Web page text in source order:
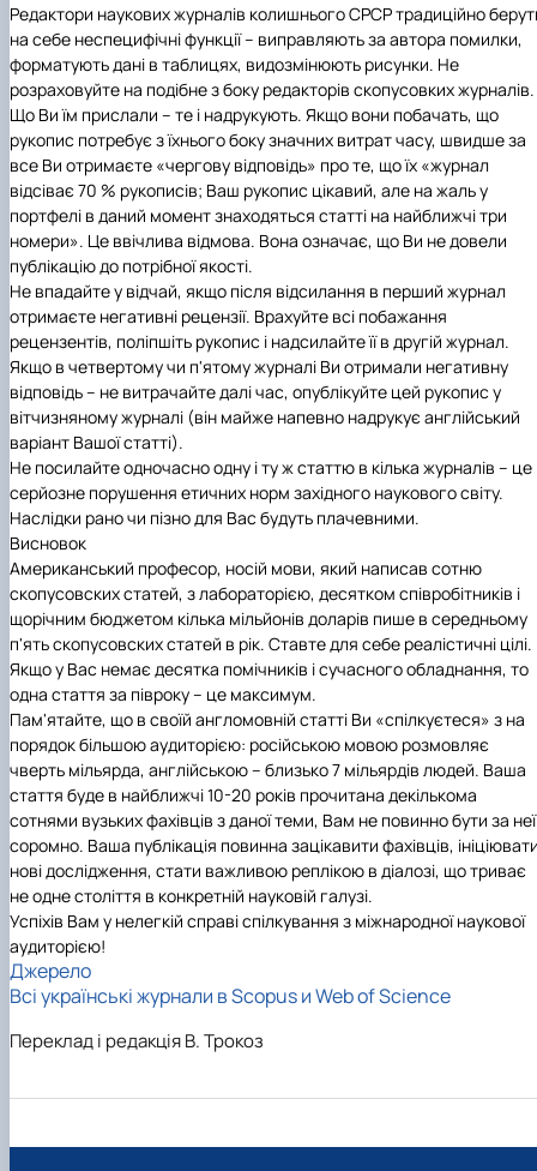
Редактори наукових журналів колишнього СРСР традиційно
на себе неспецифічні функції – виправляють за автора помилки,
форматують дані в таблицях, видозмінюють рисунки. Не
розраховуйте на подібне з боку редакторів скопусовких журналів.
Що Ви їм прислали – те і надрукують. Якщо вони побачать, що
рукопис потребує з їхнього боку значних витрат часу, швидше за
все Ви отримаєте «чергову відповідь» про те, що їх «журнал
відсіває 70 % рукописів; Ваш рукопис цікавий, але на жаль у
портфелі в даний момент знаходяться статті на найближчі три
номери». Це ввічлива відмова. Вона означає, що Ви не довели
публікацію до потрібної якості.
Не впадайте у відчай, якщо після відсилання в перший журнал
отримаєте негативні рецензії. Врахуйте всі побажання
рецензентів, поліпшіть рукопис і надсилайте її в другій журнал.
Якщо в четвертому чи п'ятому журналі Ви отримали негативну
відповідь – не витрачайте далі час, опублікуйте цей рукопис у
вітчизняному журналі (він майже напевно надрукує англійський
варіант Вашої статті).
Не посилайте одночасно одну і ту ж статтю в кілька журналів – це
серйозне порушення етичних норм західного наукового світу.
Наслідки рано чи пізно для Вас будуть плачевними.
Висновок
Американський професор, носій мови, який написав сотню
скопусовских статей, з лабораторією, десятком співробітників і
щорічним бюджетом кілька мільйонів доларів пише в середньому
п'ять скопусовских статей в рік. Ставте для себе реалістичні цілі.
Якщо у Вас немає десятка помічників і сучасного обладнання, то
одна стаття за півроку – це максимум.
Пам'ятайте, що в своїй англомовній статті Ви «спілкуєтеся» з на
порядок більшою аудиторією: російською мовою розмовляє
чверть мільярда, англійською – близько 7 мільярдів людей. Ваша
стаття буде в найближчі 10-20 років прочитана декількома
сотнями вузьких фахівців з даної теми, Вам не повинно бути за неї
соромно. Ваша публікація повинна зацікавити фахівців,
нові дослідження, стати важливою реплікою в діалозі, що триває
не одне століття в конкретній науковій галузі.
Успіхів Вам у нелегкій справі спілкування з міжнародної наукової
аудиторією!
Джерело
Всі українські журнали в Scopus и Web of Science
Переклад і редакція В. Трокоз